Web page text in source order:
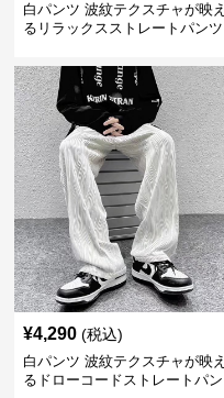
白パンツ 波紋テクスチャが映え
るリラックスストレートパンツ
¥4,290 (税込)
白パンツ 波紋テクスチャが映え
るドローコードストレートパン